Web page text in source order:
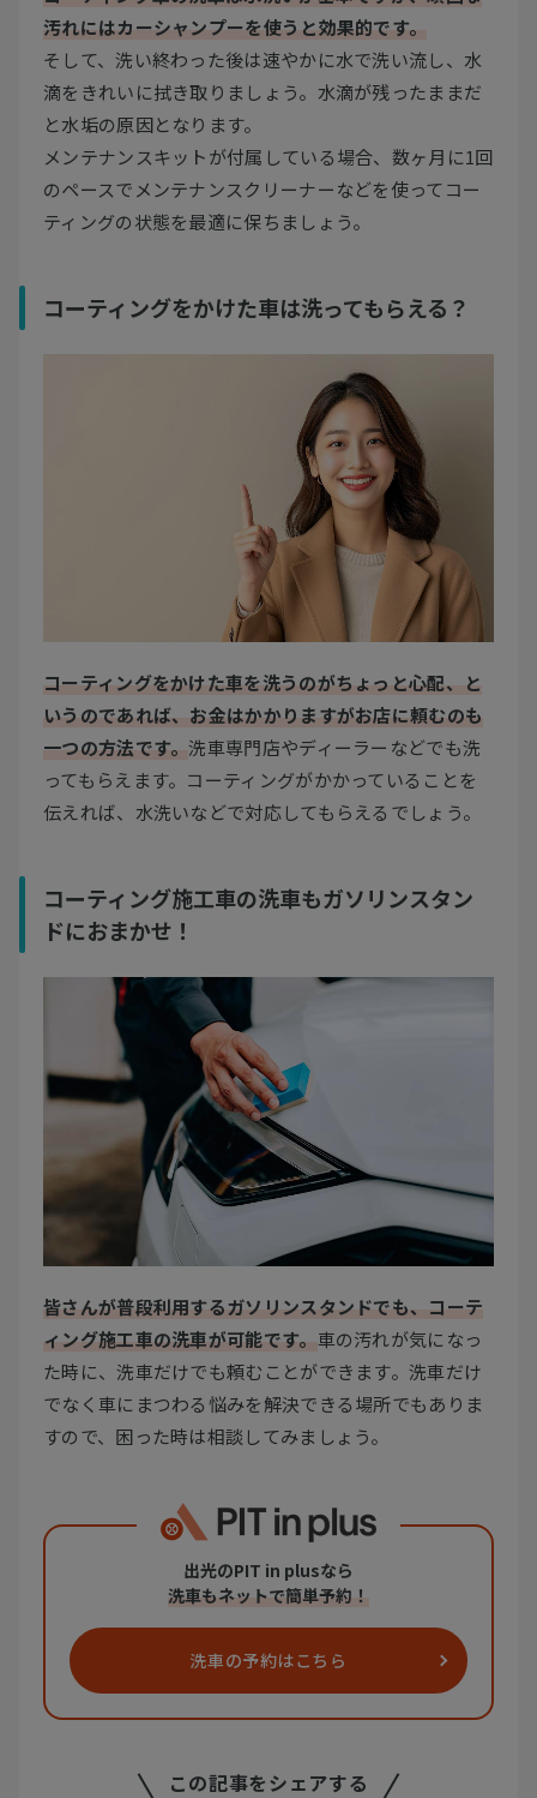
汚れにはカーシャンプーを使うと効果的です。
そして、洗い終わった後は速やかに水で洗い流し、水
滴をきれいに拭き取りましょう。水滴が残ったままだ
と水垢の原因となります。
メンテナンスキットが付属している場合、数ヶ月に1回
のペースでメンテナンスクリーナーなどを使ってコー
ティングの状態を最適に保ちましょう。
コーティングをかけた車は洗ってもらえる？
コーティングをかけた車を洗うのがちょっと心配、と
いうのであれば、お金はかかりますがお店に頼むのも
一つの方法です。洗車専門店やディーラーなどでも洗
ってもらえます。コーティングがかかっていることを
伝えれば、水洗いなどで対応してもらえるでしょう。
コーティング施工車の洗車もガソリンスタン
ドにおまかせ！
皆さんが普段利用するガソリンスタンドでも、コーテ
ィング施工車の洗車が可能です。 車の汚れが気になっ
た時に、洗車だけでも頼むことができます。洗車だけ
でなく車にまつわる悩みを解決できる場所でもありま
すので、困った時は相談してみましょう。
出光のPIT in plusなら
洗車もネットで簡単予約！
洗車の予約はこちら
この記事をシェアする